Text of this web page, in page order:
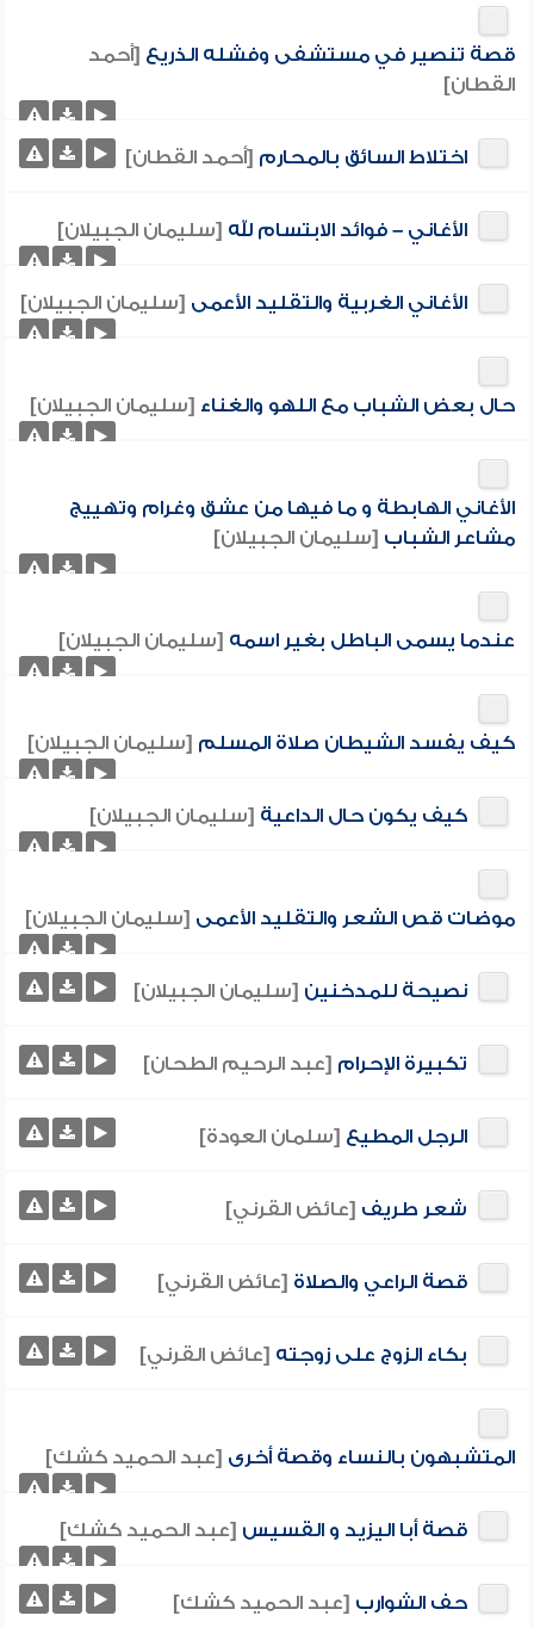
قصة تنصير في مستشفى وفشله الذريع [أحمد
القطان]
اختلاط السائق بالمحارم [أحمد القطان]
الأغاني – فوائد الابتسام لله [سليمان الجبيلان]
الأغاني الغربية والتقليد الأعمى [سليمان الجبيلان]
حال بعض الشباب مع اللهو والغناء [سليمان الجبيلان]
الأغاني الهابطة و ما فيها من عشق وغرام وتهييج
مشاعر الشباب [سليمان الجبيلان]
عندما يسمى الباطل بغير اسمه [سليمان الجبيلان]
كيف يفسد الشيطان صلاة المسلم [سليمان الجبيلان]
كيف يكون حال الداعية [سليمان الجبيلان]
موضات قص الشعر والتقليد الأعمى [سليمان الجبيلان]
نصيحة للمدخنين [سليمان الجبيلان]
تكبيرة الإحرام [عبد الرحيم الطحان]
الرجل المطيع [سلمان العودة]
شعر طريف [عائض القرني]
قصة الراعي والصلاة [عائض القرني]
بكاء الزوج على زوجته [عائض القرني]
المتشبهون بالنساء وقصة أخرى [عبد الحميد كشك]
قصة أبا اليزيد و القسيس [عبد الحميد كشك]
حف الشوارب [عبد الحميد كشك]